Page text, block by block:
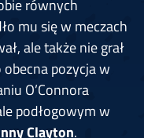
równych
mu się w meczach
ale także nie grał
pozycja w
O’Connora
podłogowym w
Clayton.